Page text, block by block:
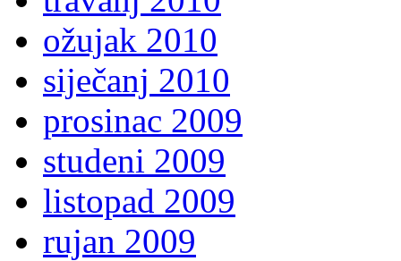
ožujak 2010
siječanj 2010
prosinac 2009
studeni 2009
listopad 2009
rujan 2009